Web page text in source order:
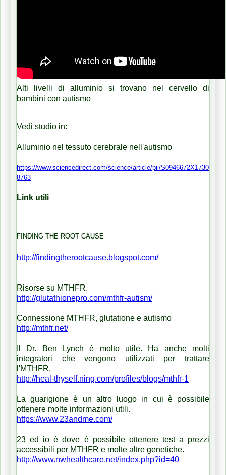
Alti livelli di alluminio si trovano nel cervello di
bambini con autismo
Vedi studio in:
Alluminio nel tessuto cerebrale nell'autismo
https://www.sciencedirect.com/science/article/pii/S0946672X1730
8763
Link utili
FINDING THE ROOT CAUSE
http://findingtherootcause.blogspot.com/
Risorse su MTHFR.
http://glutathionepro.com/mthfr-autism/
Connessione MTHFR, glutatione e autismo
http://mthfr.net/
Dr. Ben Lynch è molto utile. Ha anche molti
integratori che vengono utilizzati per trattare
l'MTHFR.
http://heal-thyself.ning.com/profiles/blogs/mthfr-1
La guarigione è un altro luogo in cui è possibile
ottenere molte informazioni utili.
https://www.23andme.com/
23 ed io è dove è possibile ottenere test a prezzi
accessibili per MTHFR e molte altre genetiche.
http://www.nwhealthcare.net/index.php?id=40